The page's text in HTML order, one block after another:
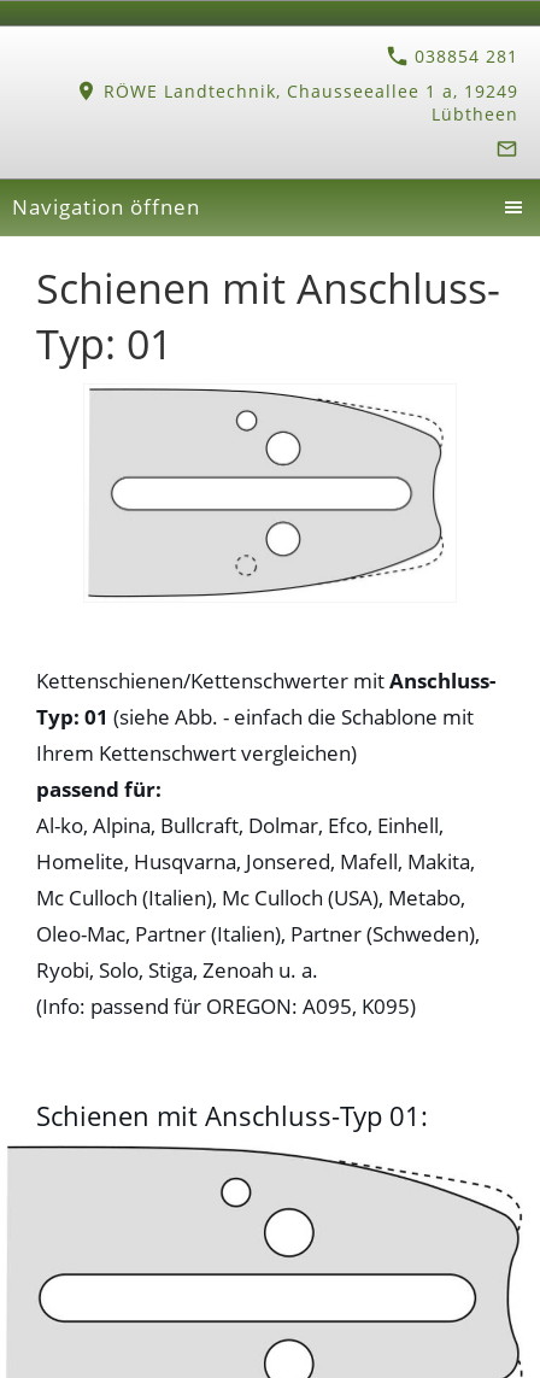
038854 281
RÖWE Landtechnik, Chausseeallee 1 a, 19249
Lübtheen
Navigation öffnen
Schienen mit Anschluss-
Typ: 01
Kettenschienen/Kettenschwerter mitAnschluss-
Typ: 01 (siehe Abb. - einfach die Schablone mit
Ihrem Kettenschwert vergleichen)
passend für:
Al-ko, Alpina, Bullcraft, Dolmar, Efco, Einhell,
Homelite, Husqvarna, Jonsered, Mafell, Makita,
Mc Culloch (Italien), Mc Culloch (USA), Metabo,
Oleo-Mac, Partner (Italien), Partner (Schweden),
Ryobi, Solo, Stiga, Zenoah u. a.
(Info: passend für OREGON: A095, K095)
Schienen mit Anschluss-Typ 01: